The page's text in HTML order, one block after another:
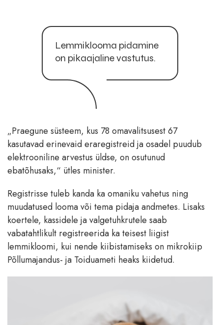
Lemmiklooma pidamine
on pikaajaline vastutus.
„Praegune süsteem, kus 78 omavalitsusest 67
kasutavad erinevaid eraregistreid ja osadel puudub
elektrooniline arvestus üldse, on osutunud
ebatõhusaks,“ ütles minister.
Registrisse tuleb kanda ka omaniku vahetus ning
muudatused looma või tema pidaja andmetes. Lisaks
koertele, kassidele ja valgetuhkrutele saab
vabatahtlikult registreerida ka teisest liigist
lemmikloomi, kui nende kiibistamiseks on mikrokiip
Põllumajandus- ja Toiduameti heaks kiidetud.